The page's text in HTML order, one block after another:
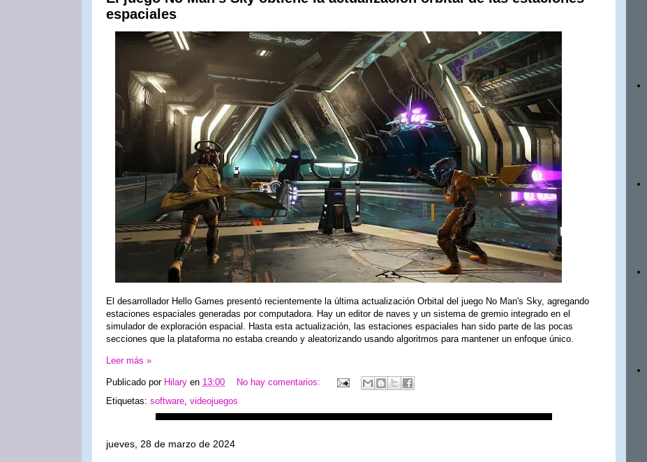
espaciales
El desarrollador Hello Games presentó recientemente la última actualización Orbital del juego No Man's Sky, agregando
estaciones espaciales generadas por computadora. Hay un editor de naves y un sistema de gremio integrado en el
simulador de exploración espacial. Hasta esta actualización, las estaciones espaciales han sido parte de las pocas
secciones que la plataforma no estaba creando y aleatorizando usando algoritmos para mantener un enfoque único.
Leer más »
Publicado por Hilary en 13:00
No hay comentarios:
Etiquetas: software, videojuegos
jueves, 28 de marzo de 2024